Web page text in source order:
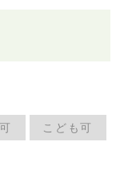
こども可